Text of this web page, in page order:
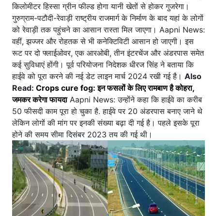
किलोमीटर हिस्सा ग्रीन फील्ड होगा यानी खेतों से होकर गुजरेगा।
गुरुग्राम-पटौदी-रेवाड़ी राष्ट्रीय राजमार्ग के निर्माण के बाद यहां के लोगों
को रेवाड़ी तक पहुंचने का आसान रास्ता मिल जाएगा। Aapni News:
वहीं, झज्जर और रोहतक से भी कनेक्टिविटी आसान हो जाएगी। इस
रूट पर दो फ्लाईओवर, एक आरओबी, तीन इंटरचेंज और अंडरपास समेत
कई सुविधाएं होंगी। पूर्व परियोजना निदेशक धीरज सिंह ने बताया कि
हाईवे को पूरा करने की नई डेट लाइन मार्च 2024 रखी गई है। Also
Read: Crops cure fog: इन फसलों के लिए रामबाण है कोहरा,
जमकर करेगा फायदाAapni News: उन्होंने कहा कि हाईवे का करीब
50 फीसदी काम पूरा हो चुका है. हाईवे पर 20 अंडरपास बनाए जाने थे
लेकिन लोगों की मांग पर इनकी संख्या बढ़ा दी गई है। पहले इसके पूरा
होने की समय सीमा दिसंबर 2023 तय की गई थी।